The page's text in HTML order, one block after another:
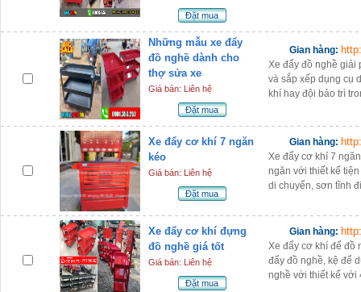
Đặt mua
Những mẫu xe đẩy
đồ nghề dành cho
thợ sửa xe
Giá bán: Liên hệ
Đặt mua
Gian hàng:
Xe đẩy đồ nghề giải
và sắp xếp dụng cụ
khí hay đội bảo trì
Xe đẩy cơ khí 7 ngăn
kéo
Giá bán: Liên hệ
Đặt mua
Gian hàng:
Xe đẩy cơ khí 7
ngăn với thiết kế
di chuyển, sơn tĩnh đi
Xe đẩy cơ khí đựng
đồ nghề giá tốt
Giá bán: Liên hệ
Đặt mua
Gian hàng:
Xe đẩy cơ khí để đồ
đẩy đồ nghề, kệ để
nghề với thiết kế với